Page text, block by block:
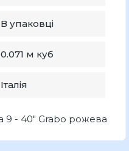
В упаковці
0.071 м куб
Італія
9 - 40" Grabo рожева